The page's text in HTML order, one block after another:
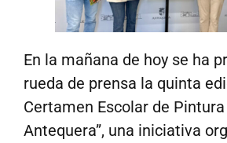
En la mañana de hoy se ha
rueda de prensa la quinta
Certamen Escolar de Pintura
Antequera”, una iniciativa